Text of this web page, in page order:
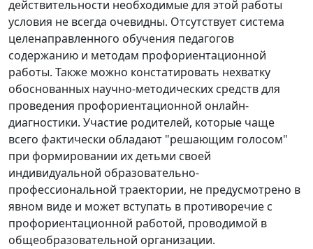
действительности необходимые для этой работы
условия не всегда очевидны. Отсутствует система
целенаправленного обучения педагогов
содержанию и методам профориентационной
работы. Также можно констатировать нехватку
обоснованных научно-методических средств для
проведения профориентационной онлайн-
диагностики. Участие родителей, которые чаще
всего фактически обладают "решающим голосом"
при формировании их детьми своей
индивидуальной образовательно-
профессиональной траектории, не предусмотрено в
явном виде и может вступать в противоречие с
профориентационной работой, проводимой в
общеобразовательной организации.